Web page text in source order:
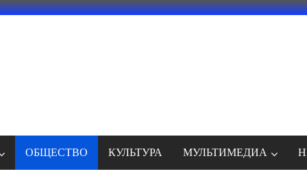
ОБЩЕСТВО КУЛЬТУРА МУЛЬТИМЕДИА